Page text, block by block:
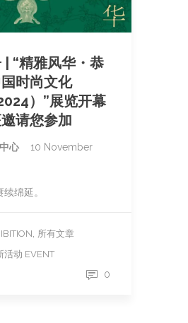
| “精雅风华・恭
时尚文化
）”展览开幕
请您参加
心
10 November
绵延。
, 所有文章
活动 EVENT
0